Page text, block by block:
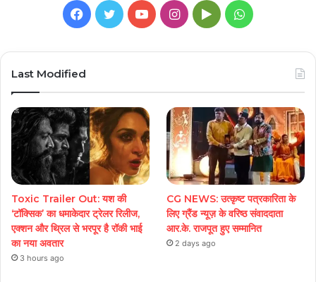
Facebook
TwitterYouTubeInstagram
GoogleWhatsApp
Last Modified
Toxic Trailer Out: यश की
‘टॉक्सिक’ का धमाकेदार ट्रेलर रिलीज,
एक्शन और थ्रिल से भरपूर है रॉकी भाई
का नया अवतार
3 hours ago
CG NEWS: उत्कृष्ट पत्रकारिता के
लिए ग्रैंड न्यूज़ के वरिष्ठ संवाददाता
आर.के. राजपूत हुए सम्मानित
2 days ago